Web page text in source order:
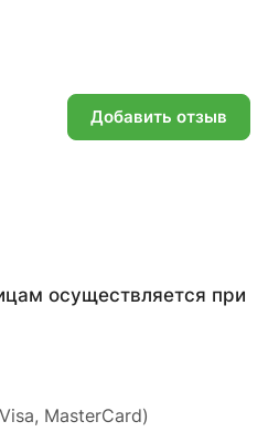
Добавить отзыв
осуществляется при
MasterCard)